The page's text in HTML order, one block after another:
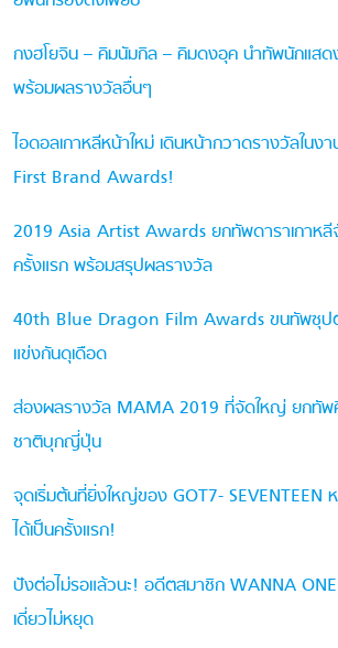
กงฮโยจิน – คิมนัมกิล – คิมดงอุค นำทัพนักแส
พร้อมผลรางวัลอื่นๆ
ไอดอลเกาหลีหน้าใหม่ เดินหน้ากวาดรางวัลใน
First Brand Awards!
2019 Asia Artist Awards ยกทัพดาราเกาหลี
ครั้งแรก พร้อมสรุปผลรางวัล
40th Blue Dragon Film Awards ขนทัพซุป
แข่งกันดุเดือด
ส่องผลรางวัล MAMA 2019 ที่จัดใหญ่ ยกทัพ
ชาติบุกญี่ปุ่น
จุดเริ่มต้นที่ยิ่งใหญ่ของ GOT7- SEVENTEEN
ได้เป็นครั้งแรก!
ปังต่อไม่รอแล้วนะ! อดีตสมาชิก WANNA
เดี่ยวไม่หยุด